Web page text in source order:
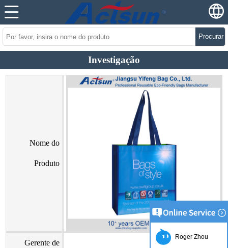
Procurar
Investigação
Nome do
Produto
Gerente de
Roger Zhou